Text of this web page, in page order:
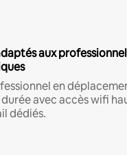
aux
en
avec accès wifi
dédiés.